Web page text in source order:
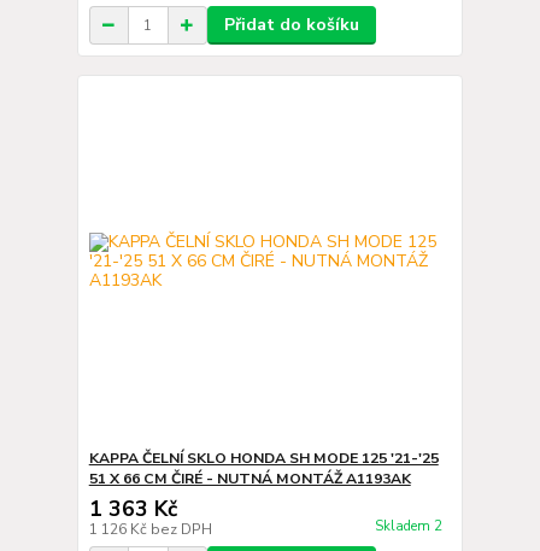
Přidat do košíku
KAPPA ČELNÍ SKLO HONDA SH MODE 125 '21-'25
51 X 66 CM ČIRÉ - NUTNÁ MONTÁŽ A1193AK
1 363 Kč
1 126 Kč bez DPH Skladem 2